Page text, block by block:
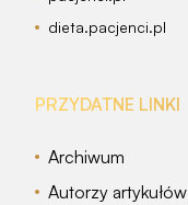
dieta.pacjenci.pl
PRZYDATNE LINKI
Archiwum
Autorzy artykułów